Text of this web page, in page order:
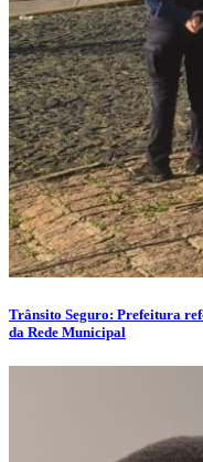
Trânsito Seguro: Prefeitura
da Rede Municipal